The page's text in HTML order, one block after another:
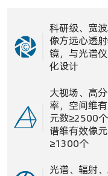
科研级、宽波
像方远心透
镜，与光谱
化设计
大视场、高
率，空间维
元数≥2500
谱维有效像
≥1300个
光谱、辐射